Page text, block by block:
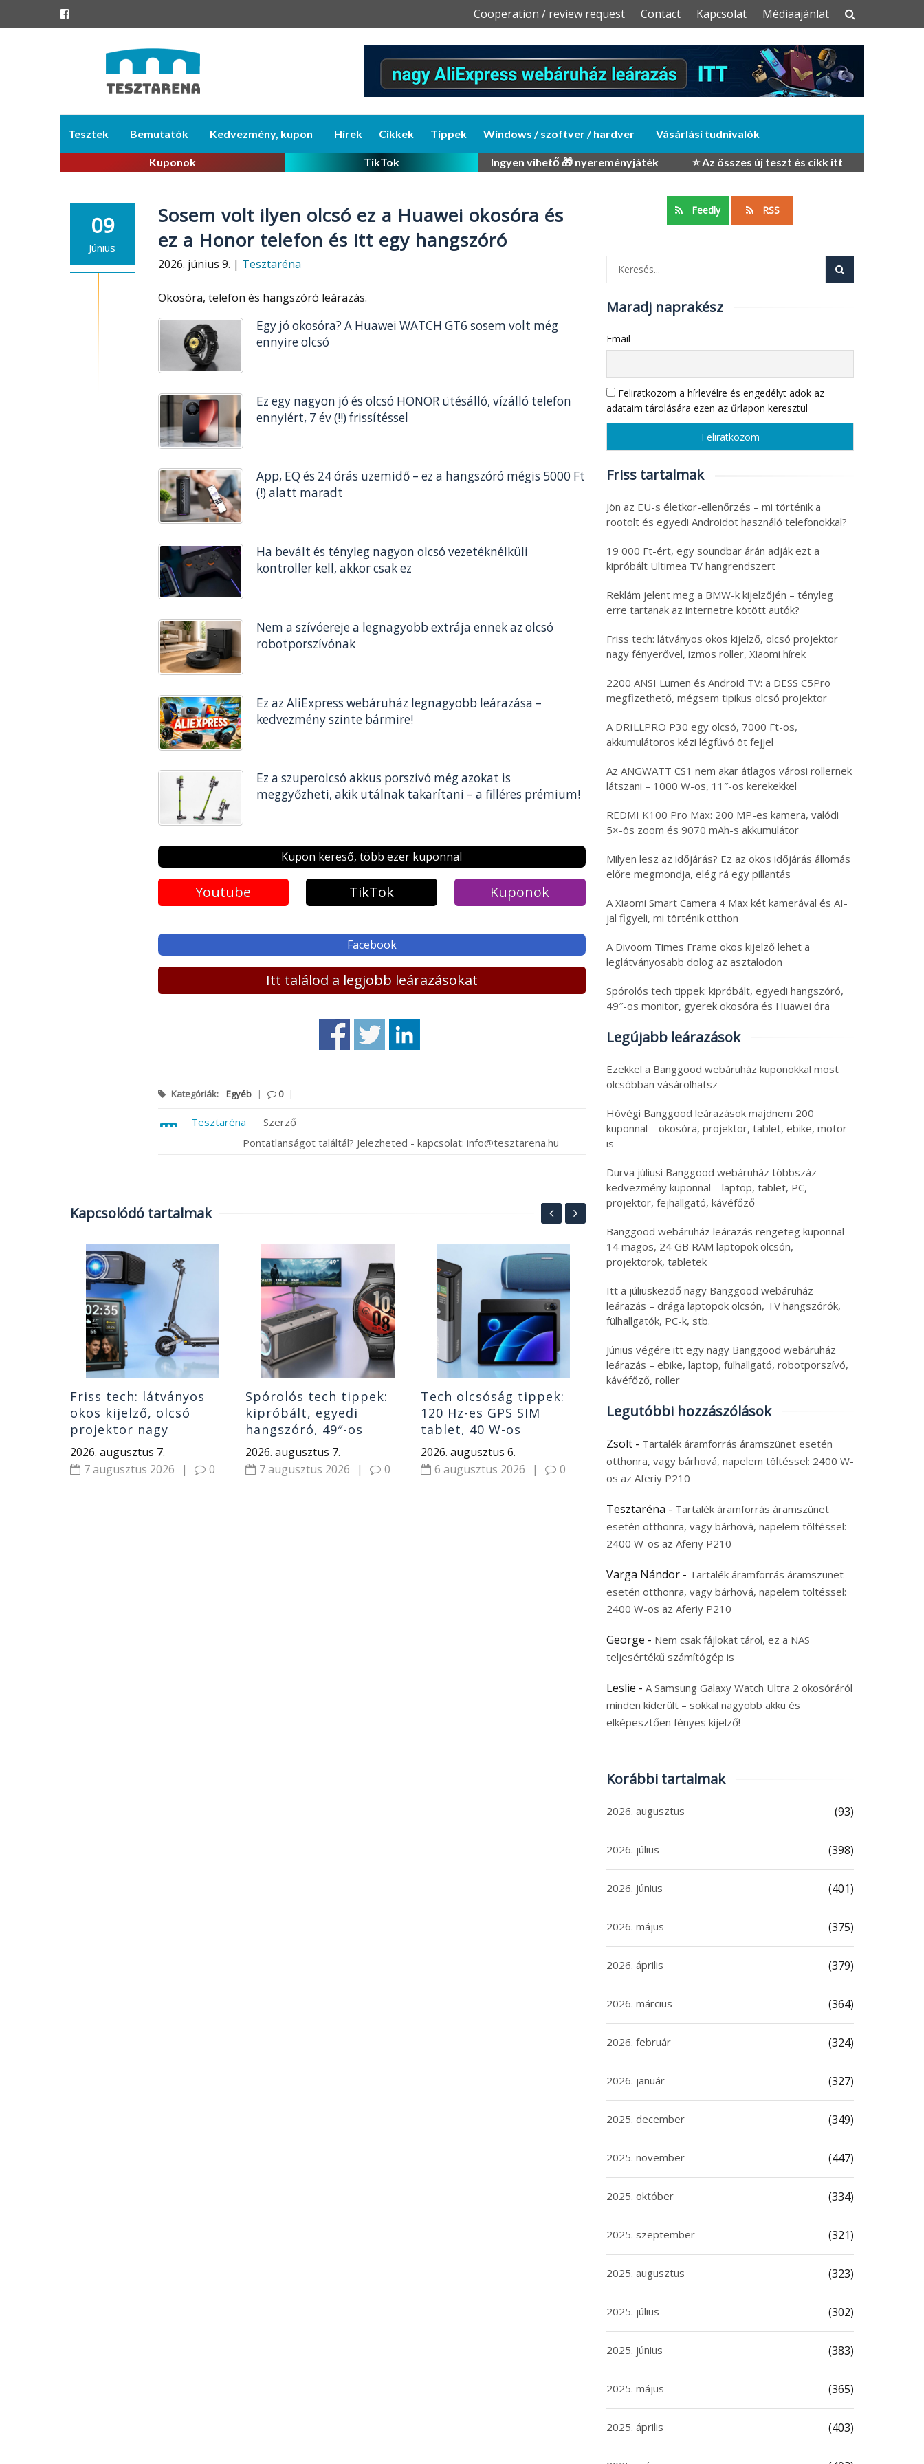
Skip
Cooperation / review request Contact Kapcsolat Médiaajánlat
content
Tesztek Bemutatók Kedvezmény, kupon Hírek Cikkek Tippek Windows / szoftver / hardver Vásárlási tudnivalók
Kuponok TikTok Ingyen vihető 🎁 nyereményjáték ⭐ Az összes új teszt és cikk itt
09
Június
Sosem volt ilyen olcsó ez a Huawei okosóra és
ez a Honor telefon és itt egy hangszóró
2026. június 9. | Tesztaréna
Okosóra, telefon és hangszóró leárazás.
Egy jó okosóra? A Huawei WATCH GT6 sosem volt még
ennyire olcsó
Ez egy nagyon jó és olcsó HONOR ütésálló, vízálló telefon
ennyiért, 7 év (!!) frissítéssel
App, EQ és 24 órás üzemidő – ez a hangszóró mégis 5000 Ft
(!) alatt maradt
Ha bevált és tényleg nagyon olcsó vezetéknélküli
kontroller kell, akkor csak ez
Nem a szívóereje a legnagyobb extrája ennek az olcsó
robotporszívónak
Ez az AliExpress webáruház legnagyobb leárazása –
kedvezmény szinte bármire!
Ez a szuperolcsó akkus porszívó még azokat is
meggyőzheti, akik utálnak takarítani – a filléres prémium!
Kupon kereső, több ezer kuponnal
Youtube TikTok Kuponok
Facebook
Itt találod a legjobb leárazásokat
Kategóriák: Egyéb | 0 |
Tesztaréna
Szerző
Pontatlanságot találtál? Jelezheted - kapcsolat: info@tesztarena.hu
Kapcsolódó tartalmak
Friss tech: látványos
okos kijelző, olcsó
projektor nagy
fényerővel, izmos roller,
Xiaomi hírek
2026. augusztus 7.
7 augusztus 2026
| 0
Spórolós tech tippek:
kipróbált, egyedi
hangszóró, 49″-os
monitor, gyerek okosóra
és Huawei óra
2026. augusztus 7.
7 augusztus 2026
| 0
Tech olcsóság tippek:
120 Hz-es GPS SIM
tablet, 40 W-os
hangszóró, power bank
2026. augusztus 6.
6 augusztus 2026
| 0
Tech újdonságok:
kameragyűrűvel,
klipszes fülhallgatók
olcsó riválisa és
hordozható monitor
2026. augusztus 6.
olcsó tablet, ami egy
laptop, tartalék
Xiaomi
Feedly RSS
Maradj naprakész
Email
Feliratkozom a hírlevélre és engedélyt adok az
adataim tárolására ezen az űrlapon keresztül
Friss tartalmak
Jön az EU-s életkor-ellenőrzés – mi történik a
rootolt és egyedi Androidot használó telefonokkal?
19 000 Ft-ért, egy soundbar árán adják ezt a
kipróbált Ultimea TV hangrendszert
Reklám jelent meg a BMW-k kijelzőjén – tényleg
erre tartanak az internetre kötött autók?
Friss tech: látványos okos kijelző, olcsó projektor
nagy fényerővel, izmos roller, Xiaomi hírek
2200 ANSI Lumen és Android TV: a DESS C5Pro
megfizethető, mégsem tipikus olcsó projektor
A DRILLPRO P30 egy olcsó, 7000 Ft-os,
akkumulátoros kézi légfúvó öt fejjel
Az ANGWATT CS1 nem akar átlagos városi rollernek
látszani – 1000 W-os, 11″-os kerekekkel
REDMI K100 Pro Max: 200 MP-es kamera, valódi
5×-ös zoom és 9070 mAh-s akkumulátor
Milyen lesz az időjárás? Ez az okos időjárás állomás
előre megmondja, elég rá egy pillantás
A Xiaomi Smart Camera 4 Max két kamerával és AI-
jal figyeli, mi történik otthon
A Divoom Times Frame okos kijelző lehet a
leglátványosabb dolog az asztalodon
Spórolós tech tippek: kipróbált, egyedi hangszóró,
49″-os monitor, gyerek okosóra és Huawei óra
Legújabb leárazások
Ezekkel a Banggood webáruház kuponokkal most
olcsóbban vásárolhatsz
Hóvégi Banggood leárazások majdnem 200
kuponnal – okosóra, projektor, tablet, ebike, motor
is
Durva júliusi Banggood webáruház többszáz
kedvezmény kuponnal – laptop, tablet, PC,
projektor, fejhallgató, kávéfőző
Banggood webáruház leárazás rengeteg kuponnal –
14 magos, 24 GB RAM laptopok olcsón,
projektorok, tabletek
Itt a júliuskezdő nagy Banggood webáruház
leárazás – drága laptopok olcsón, TV hangszórók,
fülhallgatók, PC-k, stb.
Június végére itt egy nagy Banggood webáruház
leárazás – ebike, laptop, fülhallgató, robotporszívó,
kávéfőző, roller
Legutóbbi hozzászólások
Zsolt - Tartalék áramforrás áramszünet esetén
otthonra, vagy bárhová, napelem töltéssel: 2400 W-
os az Aferiy P210
Tesztaréna - Tartalék áramforrás áramszünet
esetén otthonra, vagy bárhová, napelem töltéssel:
2400 W-os az Aferiy P210
Varga Nándor - Tartalék áramforrás áramszünet
esetén otthonra, vagy bárhová, napelem töltéssel:
2400 W-os az Aferiy P210
George - Nem csak fájlokat tárol, ez a NAS
teljesértékű számítógép is
Leslie - A Samsung Galaxy Watch Ultra 2 okosóráról
minden kiderült – sokkal nagyobb akku és
elképesztően fényes kijelző!
Korábbi tartalmak
2026. augusztus (93)
2026. július (398)
2026. június (401)
2026. május (375)
2026. április (379)
2026. március (364)
2026. február (324)
2026. január (327)
2025. december (349)
2025. november (447)
2025. október (334)
2025. szeptember (321)
2025. augusztus (323)
2025. július (302)
2025. június (383)
2025. május (365)
2025. április (403)